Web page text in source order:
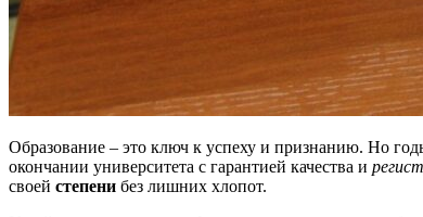
Образование – это ключ к успеху и признанию. Но
окончании университета с гарантией качества и
своей степени без лишних хлопот.